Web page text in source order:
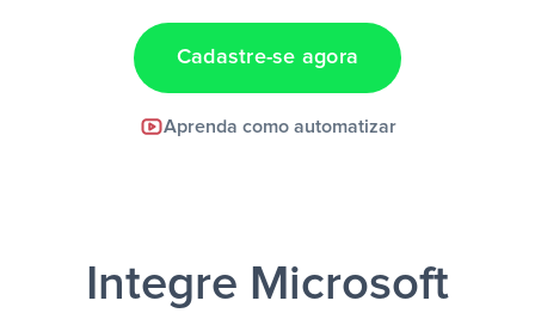
Cadastre-se agora
Aprenda como automatizar
Integre Microsoft